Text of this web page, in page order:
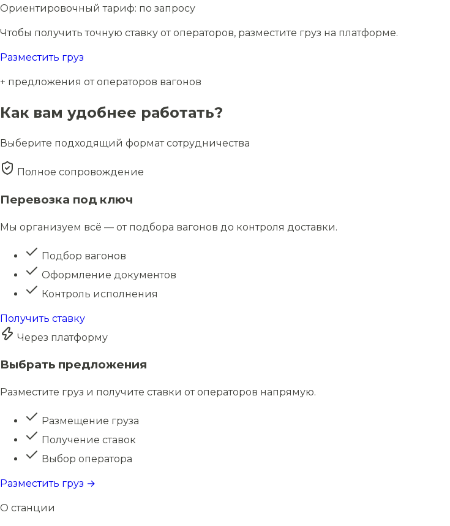
Ориентировочный тариф: по запросу
Чтобы получить точную ставку от операторов, разместите груз на платформе.
Разместить груз
+ предложения от операторов вагонов
Как вам удобнее работать?
Выберите подходящий формат сотрудничества
Полное сопровождение
Перевозка под ключ
Мы организуем всё — от подбора вагонов до контроля доставки.
Подбор вагонов
Оформление документов
Контроль исполнения
Получить ставку
Через платформу
Выбрать предложения
Разместите груз и получите ставки от операторов напрямую.
Размещение груза
Получение ставок
Выбор оператора
Разместить груз →
О станции